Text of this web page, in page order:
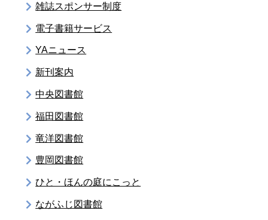
雑誌スポンサー制度
電子書籍サービス
YAニュース
新刊案内
中央図書館
福田図書館
竜洋図書館
豊岡図書館
ひと・ほんの庭にこっと
ながふじ図書館